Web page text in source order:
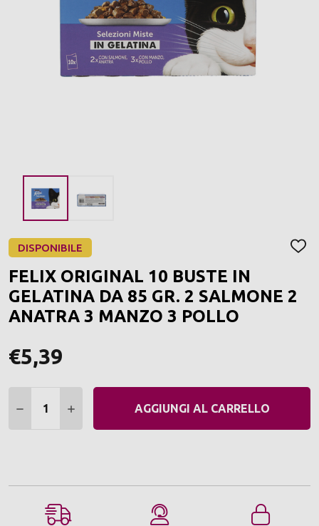
DISPONIBILE
FELIX ORIGINAL 10 BUSTE IN
GELATINA DA 85 GR. 2 SALMONE 2
ANATRA 3 MANZO 3 POLLO
€5,39
DIMINUIRE QUANTITÀ:
AUMENTARE QUANTITÀ:
AGGIUNGI AL CARRELLO